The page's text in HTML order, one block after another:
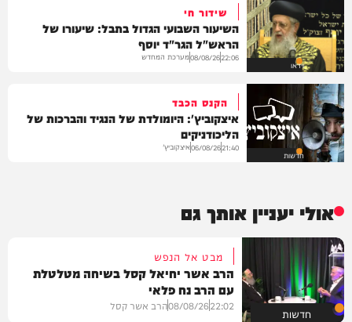
וידאו
שידור חי
השיעור השבועי הגדול בתבל: שיעורו של
הראש"ל הגר"ד יוסף
22:06
08/08/26מערכת המחדש
חדשות
הקנס הכבד
איצקוביץ': היומולדת של הנגיד והברכות של
הליכודניקים
21:40
06/08/26איצקוביץ'
אולי יעניין אותך גם
חדשות
מבט אל הנפש
הרב אשר יחיאל קסל בשיחה מטלטלת
עם הרב נח פלאי
22:02
08/08/26הרב אשר קסל